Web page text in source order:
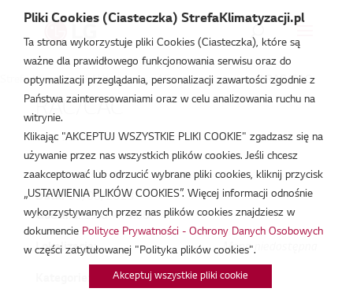
Strefa Klimatyzacji /Wydarzenia/Szkolenie prywatne/RAC/CAC
RAC/CAC
sie 9, 2023
Data:09/08/2023
Godzina:9:00 - 14:00
Mapa niedostępna
Lokalizacja:
Pliki Cookies (Ciasteczka) StrefaKlimatyzacji.pl
Ta strona wykorzystuje pliki Cookies (Ciasteczka), które są
ważne dla prawidłowego funkcjonowania serwisu oraz do
optymalizacji przeglądania, personalizacji zawartości zgodnie z
Państwa zainteresowaniami oraz w celu analizowania ruchu na
witrynie.
Klikając "AKCEPTUJ WSZYSTKIE PLIKI COOKIE" zgadzasz się na
używanie przez nas wszystkich plików cookies. Jeśli chcesz
zaakceptować lub odrzucić wybrane pliki cookies, kliknij przycisk
„USTAWIENIA PLIKÓW COOKIES”. Więcej informacji odnośnie
wykorzystywanych przez nas plików cookies znajdziesz w
dokumencie Polityce Prywatności - Ochrony Danych Osobowych
w części zatytułowanej "Polityka plików cookies".
Akceptuj wszystkie pliki cookie